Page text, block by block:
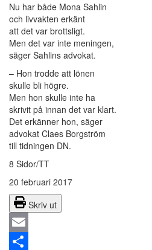
Nu har både Mona Sahlin
och livvakten erkänt
att det var brottsligt.
Men det var inte meningen,
säger Sahlins advokat.
– Hon trodde att lönen
skulle bli högre.
Men hon skulle inte ha
skrivit på innan det var klart.
Det erkänner hon, säger
advokat Claes Borgström
till tidningen DN.
8 Sidor/TT
20 februari 2017
Skriv ut
Email